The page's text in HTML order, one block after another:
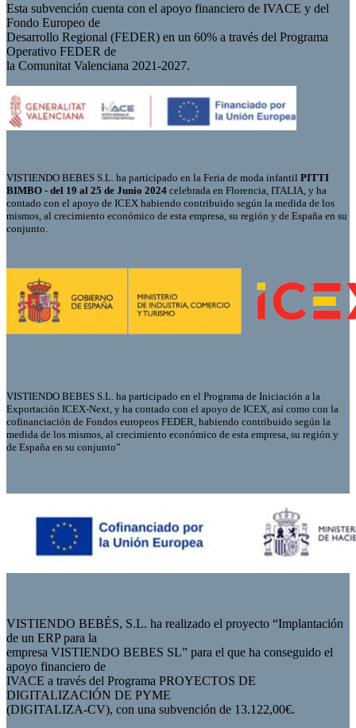
Esta subvención cuenta con el apoyo financiero de IVACE y del
Fondo Europeo de
Desarrollo Regional (FEDER) en un 60% a través del Programa
Operativo FEDER de
la Comunitat Valenciana 2021-2027.
VISTIENDO BEBES S.L. ha participado en la Feria de moda infantil PITTI
BIMBO - del 19 al 25 de Junio 2024 celebrada en Florencia, ITALIA, y ha
contado con el apoyo de ICEX habiendo contribuido según la medida de los
mismos, al crecimiento económico de esta empresa, su región y de España en su
conjunto.
VISTIENDO BEBES S.L. ha participado en el Programa de Iniciación a la
Exportación ICEX-Next, y ha contado con el apoyo de ICEX, así como con la
cofinanciación de Fondos europeos FEDER, habiendo contribuido según la
medida de los mismos, al crecimiento económico de esta empresa, su región y
de España en su conjunto”
VISTIENDO BEBÉS, S.L. ha realizado el proyecto “Implantación
de un ERP para la
empresa VISTIENDO BEBES SL” para el que ha conseguido el
apoyo financiero de
IVACE a través del Programa PROYECTOS DE
DIGITALIZACIÓN DE PYME
(DIGITALIZA-CV), con una subvención de 13.122,00€.